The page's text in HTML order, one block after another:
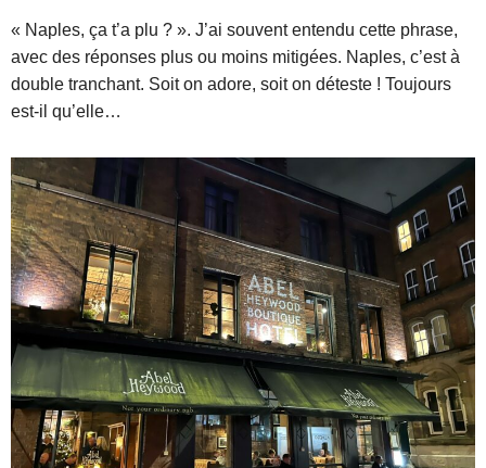
« Naples, ça t’a plu ? ». J’ai souvent entendu cette phrase,
avec des réponses plus ou moins mitigées. Naples, c’est à
double tranchant. Soit on adore, soit on déteste ! Toujours
est-il qu’elle…